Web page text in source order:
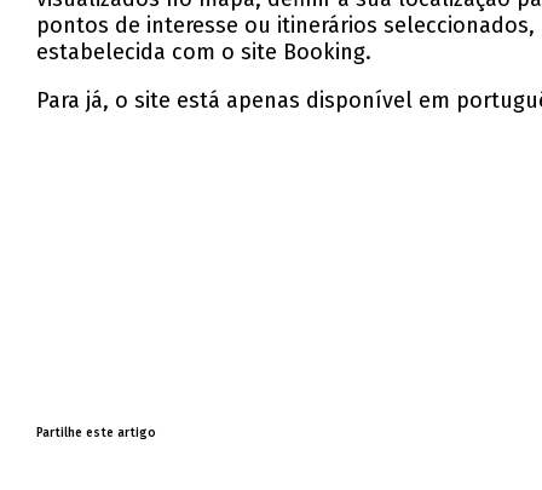
pontos de interesse ou itinerários
estabelecida com o site Booking.
Para já, o site está apenas disponível em
Partilhe este artigo